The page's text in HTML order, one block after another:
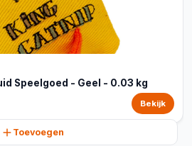
Speelgoed - Geel - 0.03 kg
Bekijk
Toevoegen